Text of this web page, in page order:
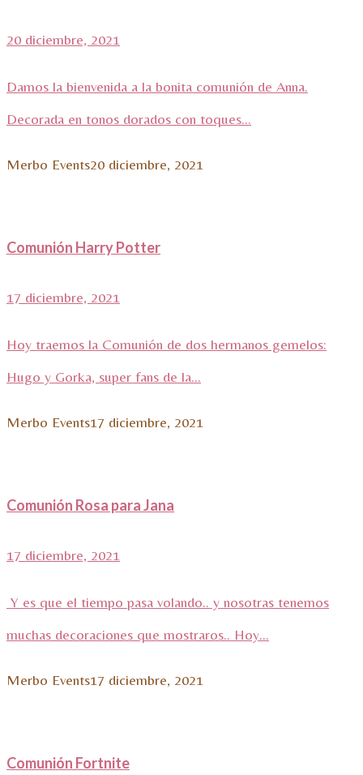
20 diciembre, 2021
Damos la bienvenida a la bonita comunión de Anna.
Decorada en tonos dorados con toques...
Merbo Events20 diciembre, 2021
Comunión Harry Potter
17 diciembre, 2021
Hoy traemos la Comunión de dos hermanos gemelos:
Hugo y Gorka, super fans de la...
Merbo Events17 diciembre, 2021
Comunión Rosa para Jana
17 diciembre, 2021
Y es que el tiempo pasa volando.. y nosotras tenemos
muchas decoraciones que mostraros.. Hoy...
Merbo Events17 diciembre, 2021
Comunión Fortnite